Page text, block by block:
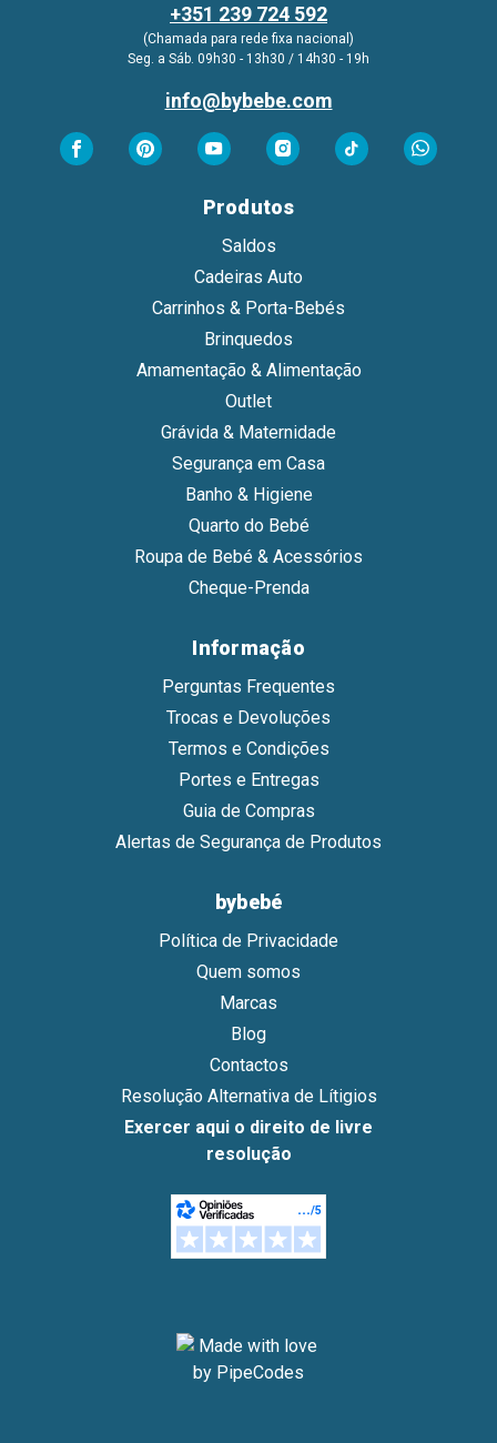
+351 239 724 592
(Chamada para rede fixa nacional)
Seg. a Sáb. 09h30 - 13h30 / 14h30 - 19h
info@bybebe.com
Produtos
Saldos
Cadeiras Auto
Carrinhos & Porta-Bebés
Brinquedos
Amamentação & Alimentação
Outlet
Grávida & Maternidade
Segurança em Casa
Banho & Higiene
Quarto do Bebé
Roupa de Bebé & Acessórios
Cheque-Prenda
Informação
Perguntas Frequentes
Trocas e Devoluções
Termos e Condições
Portes e Entregas
Guia de Compras
Alertas de Segurança de Produtos
bybebé
Política de Privacidade
Quem somos
Marcas
Blog
Contactos
Resolução Alternativa de Lítigios
Exercer aqui o direito de livre
resolução